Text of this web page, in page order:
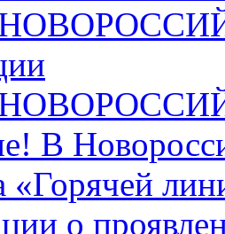
В
«Горячей
о